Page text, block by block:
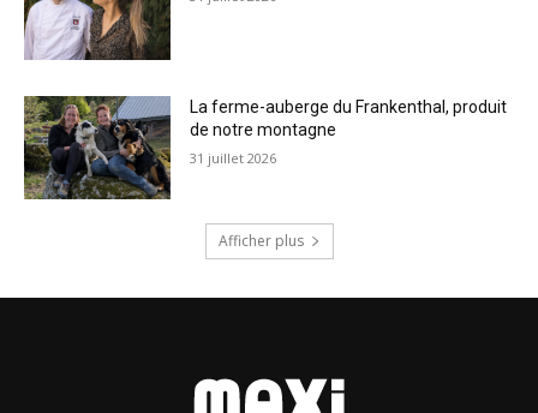
La ferme-auberge du Frankenthal, produit
de notre montagne
31 juillet 2026
Afficher plus